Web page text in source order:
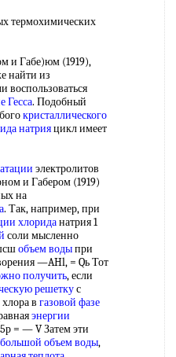
термохимических
и Габе)юм (1919),
найти из
воспользоваться
Гесса. Подобный
кристаллического
натрияцикл имеет
электролитов
и Габером (1919)
на
. Так, например, при
хлориданатрия 1
соли мысленно
объем водыпри
—AHl, = Qь Тот
получить, если
решеткус
в газовой фазе
энергии
= — V Затем эти
большой объем воды,